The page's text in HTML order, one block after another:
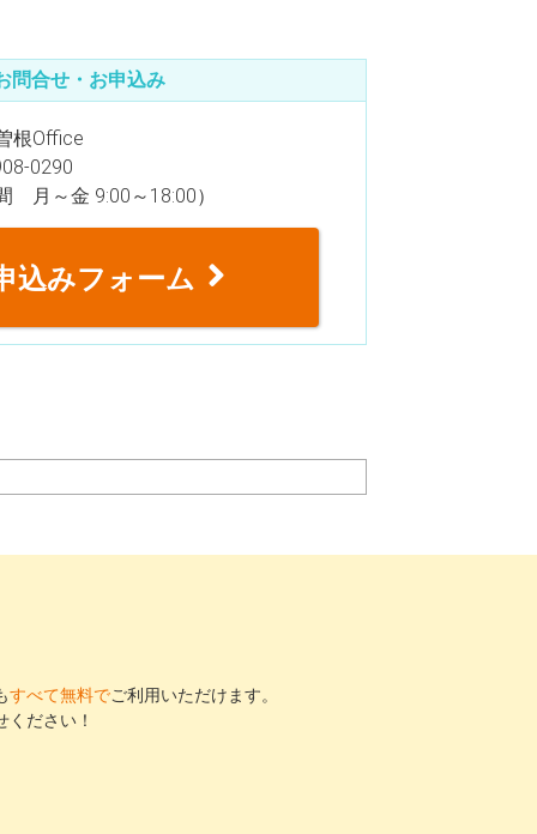
問合せ・お申込み
根Office
0290
月～金 9:00～18:00）
込みフォーム
すべて無料でご利用いただけます。
ください！